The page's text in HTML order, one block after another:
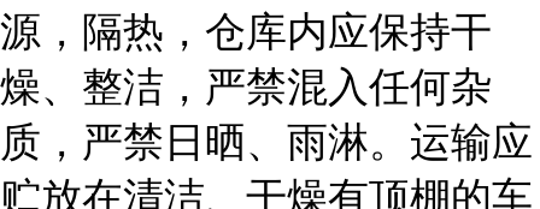
源，隔热，仓库内应保持干
燥、整洁，严禁混入任何杂
质，严禁日晒、雨淋。运输应
贮放在清洁、干燥有顶棚的车